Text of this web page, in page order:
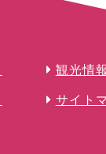
観光情報
サイト